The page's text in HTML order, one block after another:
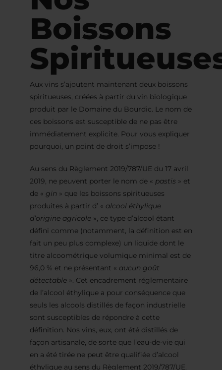
Boissons
Aux vins s’ajoutent maintenant deux boissons
spiritueuses, créées à partir du vin biologique
produit par le Domaine du Bourdic. Le nom de
ces boissons est susceptible de ne pas être
immédiatement explicite. Pour vous expliquer
pourquoi, un point de droit s’impose !
Au sens du Règlement 2019/787/UE du 17 avril
2019, ne peuvent porter le nom de « pastis » et
de « gin » que les boissons spiritueuses
produites à partir d’ « alcool éthylique
d’origine agricole », ce type d’alcool étant
défini comme (notamment, la définition est en
fait un peu plus complexe) un liquide dont le
titre alcoométrique volumique minimal est de
96,0 % et ne présentant « aucun goût
détectable ». Cet encadrement réglementaire
de l’alcool éthylique a pour conséquence que
seuls les alcools distillés de façon industrielle
sont susceptibles de répondre à cette
définition. Nos vins, eux, ont été distillés de
façon artisanale, de sorte que l’eau-de-vie qui
en a été tirée ne peut être qualifiée d’alcool
éthylique au sens du Règlement 2019/787/UE.